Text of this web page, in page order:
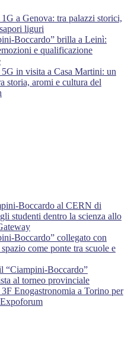
1G a Genova: tra palazzi storici,
liguri
Boccardo” brilla a Leinì:
e qualificazione
5G in visita a Casa Martini: un
storia, aromi e cultura del
Boccardo al CERN di
studenti dentro la scienza allo
Boccardo” collegato con
come ponte tra scuole e
“Ciampini-Boccardo”
al torneo provinciale
3F Enogastronomia a Torino per